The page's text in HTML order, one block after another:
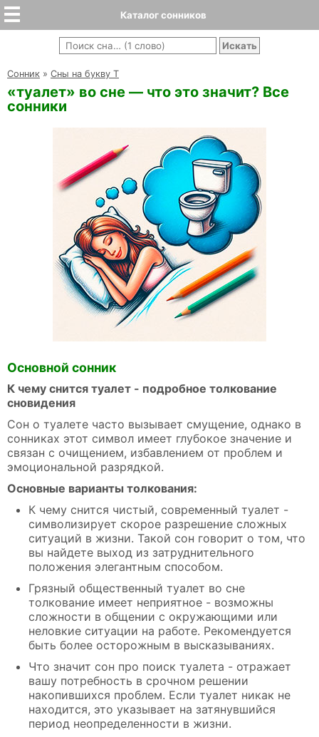
Каталог сонников
Cонник » Сны на букву Т
«туалет» во сне — что это значит? Все
сонники
Основной сонник
К чему снится туалет - подробное толкование
сновидения
Сон о туалете часто вызывает смущение, однако в
сонниках этот символ имеет глубокое значение и
связан с очищением, избавлением от проблем и
эмоциональной разрядкой.
Основные варианты толкования:
К чему снится чистый, современный туалет -
символизирует скорое разрешение сложных
ситуаций в жизни. Такой сон говорит о том, что
вы найдете выход из затруднительного
положения элегантным способом.
Грязный общественный туалет во сне
толкование имеет неприятное - возможны
сложности в общении с окружающими или
неловкие ситуации на работе. Рекомендуется
быть более осторожным в высказываниях.
Что значит сон про поиск туалета - отражает
вашу потребность в срочном решении
накопившихся проблем. Если туалет никак не
находится, это указывает на затянувшийся
период неопределенности в жизни.